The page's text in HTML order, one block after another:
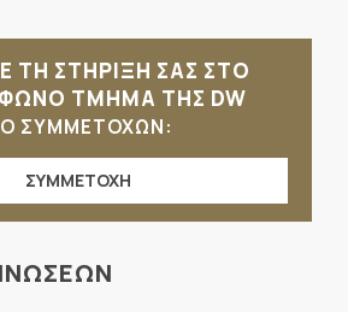
ΤΗ ΣΤΗΡΙΞΗ ΣΑΣ ΣΤΟ
ΤΜΗΜΑ ΤΗΣ DW
ΣΥΜΜΕΤΟΧΩΝ:
ΣΥΜΜΕΤΟΧΗ